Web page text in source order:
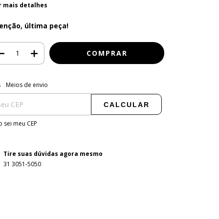
mais detalhes
última peça!
para o CEP:
Meios de envio
CALCULAR
sei meu CEP
Tire suas dúvidas agora mesmo
31 3051-5050